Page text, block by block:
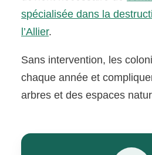
spécialisée dans la
l’Allier.
Sans intervention, les
chaque année et
arbres et des espaces